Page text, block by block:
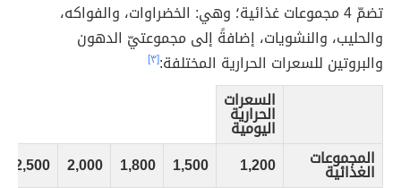
تضمّ 4 مجموعات غذائية؛ وهي: الخضراوات، والفواكه،
والحليب، والنشويات، إضافةً إلى مجموعتيّ الدهون
والبروتين للسعرات الحرارية المختلفة:[٣]
السعرات
الحرارية
اليومية
المجموعات
الغذائية 1,200
1,500
1,800
2,000
2,500